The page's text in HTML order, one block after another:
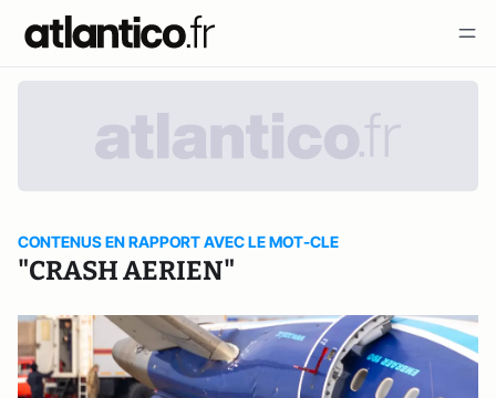
CONTENUS EN RAPPORT AVEC LE MOT-CLE
"CRASH AERIEN"